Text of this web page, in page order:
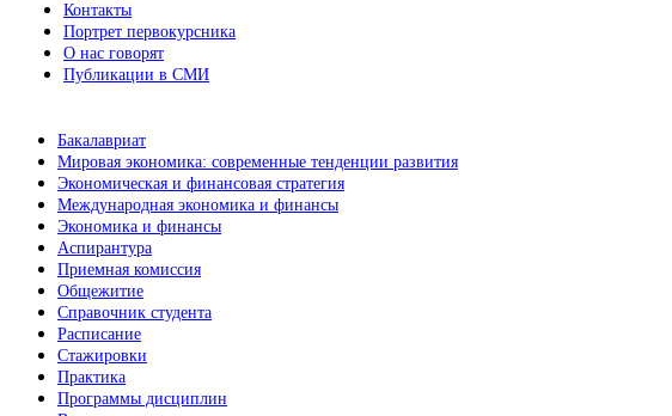
Контакты
Портрет первокурсника
О нас говорят
Публикации в СМИ
Бакалавриат
Мировая экономика: современные тенденции развития
Экономическая и финансовая стратегия
Международная экономика и финансы
Экономика и финансы
Аспирантура
Приемная комиссия
Общежитие
Справочник студента
Расписание
Стажировки
Практика
Программы дисциплин